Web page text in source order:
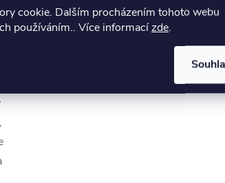
cookie. Dalším procházením tohoto webu
používáním.. Více informacízde.